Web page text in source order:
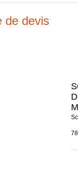
de devis